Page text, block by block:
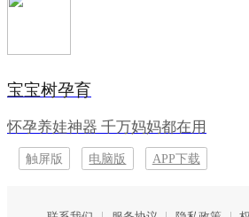
宝宝树孕育
怀孕养娃神器 千万妈妈都在用
触屏版 电脑版 APP下载